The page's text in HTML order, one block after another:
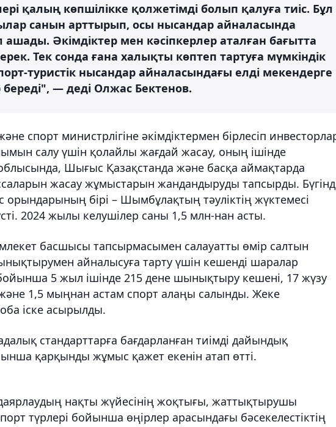
қалың көпшілікке қолжетімді болып қалуға тиіс. Бұл
санын арттырып, осы нысандар айналасында
Әкімдіктер мен кәсіпкерлер аталған бағытта
Тек сонда ғана халықты көптеп тартуға мүмкіндік
туристік нысандар айналасындағы елді мекендерге
— деді Олжас Бектенов.
спорт министрлігіне әкімдіктермен бірлесіп
салу үшін қолайлы жағдай жасау, оның ішінде
Шығыс Қазақстанда және басқа аймақтарда
жасау жұмыстарын жандандыруды тапсырды.
бірі – Шымбұлақтың тәуліктің жүктемесі
2024 жылы келушілер саны 1,5 млн-нан асты.
басшысы тапсырмасымен салауатты өмір салтын
айналысуға тарту үшін кешенді шаралар
5 жыл ішінде 215 дене шынықтыру кешені, 17 жүзу
1,5 мыңнан астам спорт алаңы салынды. Жеке
іске асырылды.
стандарттарға бағдарланған тиімді дайындық
қарқынды жұмыс қажет екенін атап өтті.
нақты жүйесінің жоқтығы, жаттықтырушы
түрлері бойынша өңірлер арасындағы бәсекелестіктің